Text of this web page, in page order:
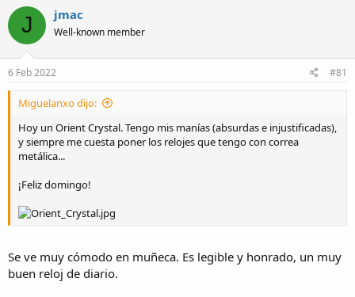
J jmac
Well-known member
6 Feb 2022 #81
Miguelanxo dijo:
Hoy un Orient Crystal. Tengo mis manías (absurdas e injustificadas),
y siempre me cuesta poner los relojes que tengo con correa
metálica...
¡Feliz domingo!
Se ve muy cómodo en muñeca. Es legible y honrado, un muy
buen reloj de diario.